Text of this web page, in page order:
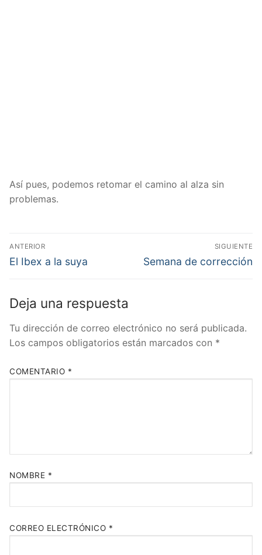
Así pues, podemos retomar el camino al alza sin
problemas.
Navegación
de
ANTERIOR
Entrada
El Ibex a la suya
SIGUIENTE
Entrada
Semana de corrección
Deja una respuesta
Tu dirección de correo electrónico no será publicada.
Los campos obligatorios están marcados con *
COMENTARIO *
NOMBRE *
CORREO ELECTRÓNICO *